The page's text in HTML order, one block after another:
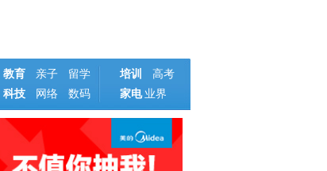
教育 亲子 留学 培训
高考
科技 网络 数码 家电 业界